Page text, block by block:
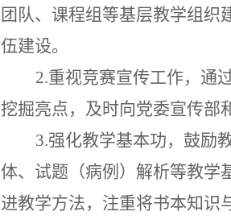
团队、课程组等基层教学组织
伍建设。
2.重视竞赛宣传工作，通
挖掘亮点，及时向党委宣传部
3.强化教学基本功，鼓励
体、试题（病例）解析等教学
进教学方法，注重将书本知识